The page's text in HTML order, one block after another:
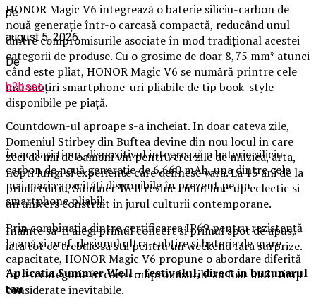
HONOR Magic V6 integrează o baterie siliciu-carbon de
nouă generație într-o carcasă compactă, reducând unul
dintre compromisurile asociate în mod tradițional acestei
categorii de produse. Cu o grosime de doar 8,75 mm* atunci
când este pliat, HONOR Magic V6 se numără printre cele
mai subțiri smartphone-uri pliabile de tip book-style
disponibile pe piață.
În același timp, dispozitivul integrează o baterie siliciu-
carbon de nouă generație de 6.660 mAh, una dintre cele
mai mari capacități disponibile în prezent pe un
smartphone pliabil.
Prin combinația dintre certificarea IP69 pentru rezistență
la apă și praf, designul ultra-subțire și bateria de mare
capacitate, HONOR Magic V6 propune o abordare diferită
într-o categorie în care compromisurile au fost mult timp
considerate inevitabile.
pe
august 5, 2026
De
b2bseo
Countdown-ul aproape s-a incheiat. In doar cateva zile,
Domeniul Stirbey din Buftea devine din nou locul in care
zeci de mii de oameni vin pentru trei zile de muzica, arta,
nopti lungi si experiente care definesc vara. La 15 ani de la
prima editie, Summer Well revine cu un line-up eclectic si
un univers construit in jurul culturii contemporane.
Inainte sa-ti alegi primul concert si primul spot de apus,
iata tot ce trebuie sa stii pentru un weekend fara surprize.
Aplicatia Summer Well– festivalul, direct in buzunarul
tau